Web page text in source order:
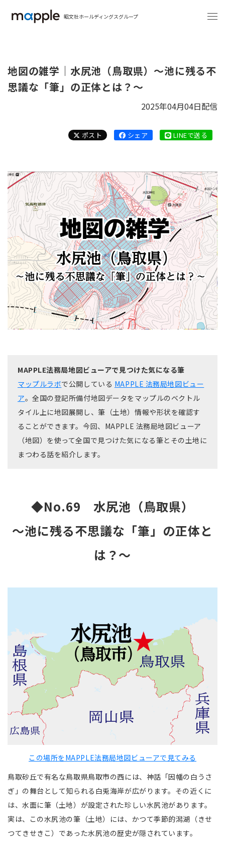
昭文社ホールディングスグループ
地図の雑学｜水尻池（鳥取県）～池に残る不
思議な「筆」の正体とは？～
2025年04月04日配信
ポスト シェア LINEで送る
MAPPLE法務局地図ビューアで見つけた気になる筆
マップルラボで公開している MAPPLE 法務局地図ビュー
ア。全国の登記所備付地図データをマップルのベクトル
タイル上に地図展開し、筆（土地）情報や形状を確認す
ることができます。今回、MAPPLE 法務局地図ビューア
（地図）を使って全国で見つけた気になる筆とその土地に
まつわる話を紹介します。
◆No.69水尻池（鳥取県）
～池に残る不思議な「筆」の正体と
は？～
この場所をMAPPLE法務局地図ビューアで見てみる
鳥取砂丘で有名な鳥取県鳥取市の西には、神話「因幡の白うさ
ぎ」の舞台として知られる白兎海岸が広がります。その近くに
は、水面に筆（土地）が設定された珍しい水尻池があります。
実は、この水尻池の筆（土地）には、かつて季節的潟湖（きせ
つてきせきこ）であった水尻池の歴史が隠されています。